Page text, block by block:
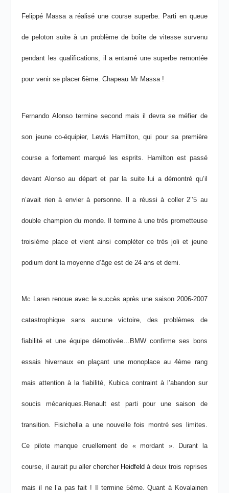
Felippé Massa a réalisé une course superbe. Parti en queue
de peloton suite à un problème de boîte de vitesse survenu
pendant les qualifications, il a entamé une superbe remontée
pour venir se placer 6ème. Chapeau Mr Massa !
Fernando Alonso termine second mais il devra se méfier de
son jeune co-équipier, Lewis Hamilton, qui pour sa première
course a fortement marqué les esprits. Hamilton est passé
devant Alonso au départ et par la suite lui a démontré qu’il
n’avait rien à envier à personne. Il a réussi à coller 2’’5 au
double champion du monde. Il termine à une très prometteuse
troisième place et vient ainsi compléter ce très joli et jeune
podium dont la moyenne d’âge est de 24 ans et demi.
Mc Laren renoue avec le succès après une saison 2006-2007
catastrophique sans aucune victoire, des problèmes de
fiabilité et une équipe démotivée… BMW confirme ses bons
essais hivernaux en plaçant une monoplace au 4ème rang
mais attention à la fiabilité, Kubica contraint à l’abandon sur
soucis mécaniques. Renault est parti pour une saison de
transition. Fisichella a une nouvelle fois montré ses limites.
Ce pilote manque cruellement de « mordant ». Durant la
course, il aurait pu aller chercher Heidfeld à deux trois reprises
mais il ne l’a pas fait ! Il termine 5ème.Quant à Kovalainen